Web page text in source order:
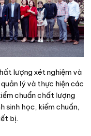
lượng xét nghiệm và
lý và thực hiện các
chuẩn chất lượng
sinh học, kiểm chuẩn,
bị.